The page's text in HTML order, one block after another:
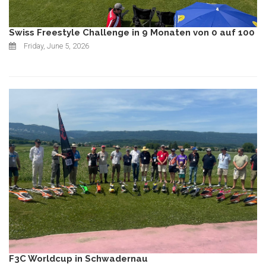
Swiss Freestyle Challenge in 9 Monaten von 0 auf 100
Friday, June 5, 2026
F3C Worldcup in Schwadernau